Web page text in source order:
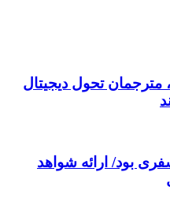
مترجمان تحول دیجیتال
بود/ ارائه شواهد